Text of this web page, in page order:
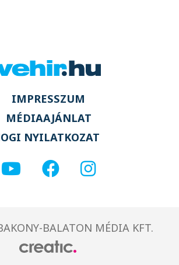
IMPRESSZUM
MÉDIAAJÁNLAT
NYILATKOZAT
BALATON MÉDIA KFT.